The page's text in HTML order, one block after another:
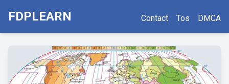
FDPLEARN Contact Tos DMCA